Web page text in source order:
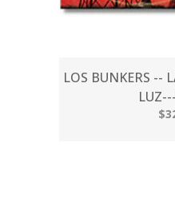
LOS BUNKERS --